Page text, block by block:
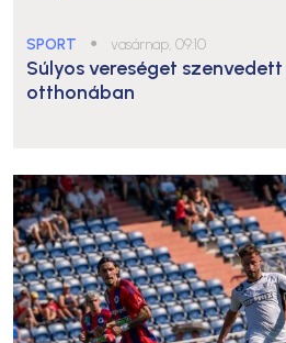
SPORT ● vasárnap, 09:10
Súlyos vereséget
otthonában